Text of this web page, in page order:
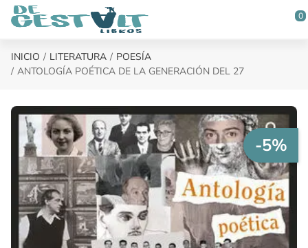
Saltar al contenido principal
0
INICIO LITERATURA
POESÍA
ANTOLOGÍA POÉTICA DE LA GENERACIÓN DEL 27
-5%